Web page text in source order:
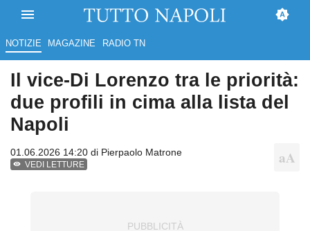
NOTIZIE MAGAZINE RADIO TN
Il vice-Di Lorenzo tra le priorità:
due profili in cima alla lista del
Napoli
01.06.2026 14:20 di Pierpaolo Matrone
VEDI LETTURE